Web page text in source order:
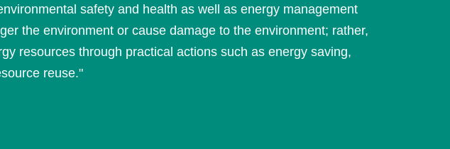
safety and health as well as energy management
the environment or cause damage to the environment; rather,
resources through practical actions such as energy saving,
reuse."